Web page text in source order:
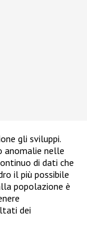
gli sviluppi.
anomalie nelle
di dati che
il più possibile
popolazione è
dei